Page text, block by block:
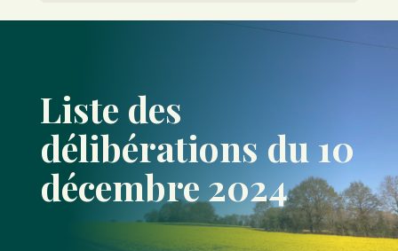
Liste des
délibérations du 10
décembre 2024